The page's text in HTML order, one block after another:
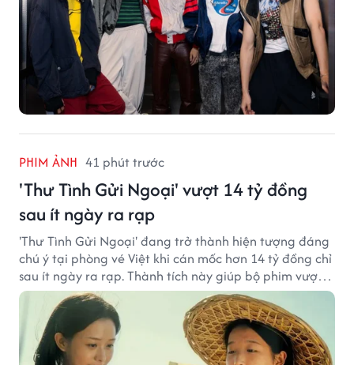
PHIM ẢNH 41 phút trước
'Thư Tình Gửi Ngoại' vượt 14 tỷ đồng
sau ít ngày ra rạp
'Thư Tình Gửi Ngoại' đang trở thành hiện tượng đáng
chú ý tại phòng vé Việt khi cán mốc hơn 14 tỷ đồng chỉ
sau ít ngày ra rạp. Thành tích này giúp bộ phim vượt
kỳ vọng ban đầu và duy trì sức hút giữa cuộc cạnh
tranh của nhiều tác phẩm lớn.